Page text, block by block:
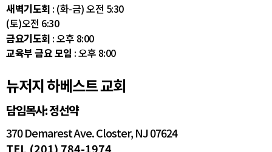
새벽기도회 : (화-금) 오전 5:30
(토)오전 6:30
금요기도회 : 오후 8:00
교육부 금요 모임 : 오후 8:00
뉴저지 하베스트 교회
담임목사: 정선약
370 Demarest Ave. Closter, NJ 07624
TEL (201) 784-1974